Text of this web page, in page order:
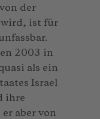
der
wird, ist für
2003 in
als ein
Israel
ihre
aber von